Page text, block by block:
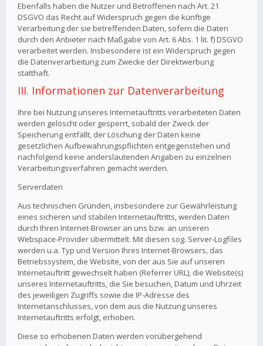
Ebenfalls haben die Nutzer und Betroffenen nach Art. 21
DSGVO das Recht auf Widerspruch gegen die künftige
Verarbeitung der sie betreffenden Daten, sofern die Daten
durch den Anbieter nach Maßgabe von Art. 6 Abs. 1 lit. f) DSGVO
verarbeitet werden. Insbesondere ist ein Widerspruch gegen
die Datenverarbeitung zum Zwecke der Direktwerbung
statthaft.
III. Informationen zur Datenverarbeitung
Ihre bei Nutzung unseres Internetauftritts verarbeiteten Daten
werden gelöscht oder gesperrt, sobald der Zweck der
Speicherung entfällt, der Löschung der Daten keine
gesetzlichen Aufbewahrungspflichten entgegenstehen und
nachfolgend keine anderslautenden Angaben zu einzelnen
Verarbeitungsverfahren gemacht werden.
Serverdaten
Aus technischen Gründen, insbesondere zur Gewährleistung
eines sicheren und stabilen Internetauftritts, werden Daten
durch Ihren Internet-Browser an uns bzw. an unseren
Webspace-Provider übermittelt. Mit diesen sog. Server-Logfiles
werden u.a. Typ und Version Ihres Internet-Browsers, das
Betriebssystem, die Website, von der aus Sie auf unseren
Internetauftritt gewechselt haben (Referrer URL), die Website(s)
unseres Internetauftritts, die Sie besuchen, Datum und Uhrzeit
des jeweiligen Zugriffs sowie die IP-Adresse des
Internetanschlusses, von dem aus die Nutzung unseres
Internetauftritts erfolgt, erhoben.
Diese so erhobenen Daten werden vorübergehend